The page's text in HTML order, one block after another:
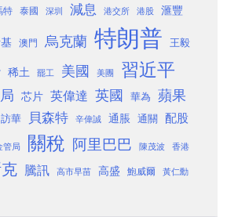
特 泰國 深圳 減息 港交所 港股 滙豐
澳門 烏克蘭 特朗普 王毅
稀土 罷工 美國 美團 習近平
芯片 英偉達 英國 華為 蘋果
訪華 貝森特 辛偉誠 通脹 通關 配股
管局 關稅 阿里巴巴 陳茂波 香港
騰訊 高市早苗 高盛 鮑威爾 黃仁勳